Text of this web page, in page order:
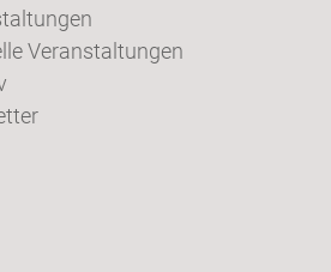
Veranstaltungen